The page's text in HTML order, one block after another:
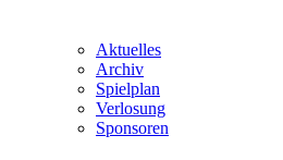
Aktuelles
Archiv
Spielplan
Verlosung
Sponsoren